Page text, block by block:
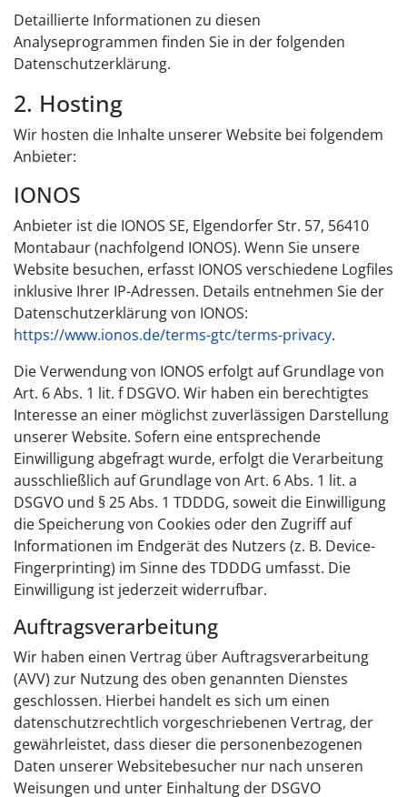
Detaillierte Informationen zu diesen
Analyseprogrammen finden Sie in der folgenden
Datenschutzerklärung.
2. Hosting
Wir hosten die Inhalte unserer Website bei folgendem
Anbieter:
IONOS
Anbieter ist die IONOS SE, Elgendorfer Str. 57, 56410
Montabaur (nachfolgend IONOS). Wenn Sie unsere
Website besuchen, erfasst IONOS verschiedene Logfiles
inklusive Ihrer IP-Adressen. Details entnehmen Sie der
Datenschutzerklärung von IONOS:
https://www.ionos.de/terms-gtc/terms-privacy.
Die Verwendung von IONOS erfolgt auf Grundlage von
Art. 6 Abs. 1 lit. f DSGVO. Wir haben ein berechtigtes
Interesse an einer möglichst zuverlässigen Darstellung
unserer Website. Sofern eine entsprechende
Einwilligung abgefragt wurde, erfolgt die Verarbeitung
ausschließlich auf Grundlage von Art. 6 Abs. 1 lit. a
DSGVO und § 25 Abs. 1 TDDDG, soweit die Einwilligung
die Speicherung von Cookies oder den Zugriff auf
Informationen im Endgerät des Nutzers (z. B. Device-
Fingerprinting) im Sinne des TDDDG umfasst. Die
Einwilligung ist jederzeit widerrufbar.
Auftragsverarbeitung
Wir haben einen Vertrag über Auftragsverarbeitung
(AVV) zur Nutzung des oben genannten Dienstes
geschlossen. Hierbei handelt es sich um einen
datenschutzrechtlich vorgeschriebenen Vertrag, der
gewährleistet, dass dieser die personenbezogenen
Daten unserer Websitebesucher nur nach unseren
Weisungen und unter Einhaltung der DSGVO